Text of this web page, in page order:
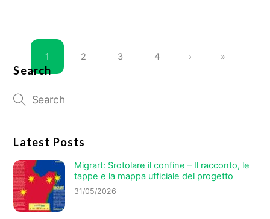
1 2 3 4 › »
Search
Latest Posts
Migrart: Srotolare il confine – Il racconto, le
tappe e la mappa ufficiale del progetto
31/05/2026